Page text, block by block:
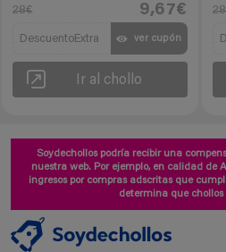
28€ 9,67€
DescuentoExtra ver cupón
Ir al chollo
Soydechollos podría recibir una
nuestra web. Por ejemplo, en calidad de
ingresos por compras adscritas que
determina que chollos